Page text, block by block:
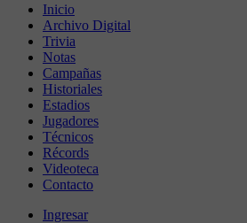
Inicio
Archivo Digital
Trivia
Notas
Campañas
Historiales
Estadios
Jugadores
Técnicos
Récords
Videoteca
Contacto
Ingresar